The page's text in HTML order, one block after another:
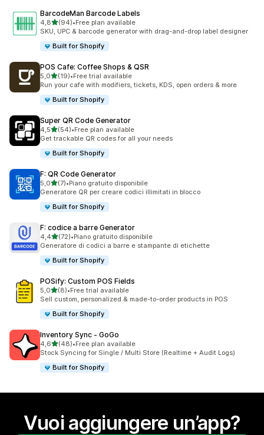
BarcodeMan Barcode Labels
4,8stelle su 5
(94)
94 recensioni totali
•Free plan available
SKU, UPC & barcode generator with drag-and-drop label designer
Built for Shopify
POS Cafe: Coffee Shops & QSR
5,0stelle su 5
(19)
19 recensioni totali
•Free trial available
Run your cafe with modifiers, tickets, KDS, open orders & more
Built for Shopify
Super QR Code Generator
4,5stelle su 5
(54)
54 recensioni totali
•Free plan available
Get trackable QR codes for all your needs
Built for Shopify
F: QR Code Generator
5,0stelle su 5
(7)
7 recensioni totali
•Piano gratuito disponibile
Generatore QR per creare codici illimitati in blocco
Built for Shopify
F: codice a barre Generator
4,4stelle su 5
(72)
72 recensioni totali
•Piano gratuito disponibile
Generatore di codici a barre e stampante di etichette
Built for Shopify
POSify: Custom POS Fields
5,0stelle su 5
(8)
8 recensioni totali
•Free trial available
Sell custom, personalized & made-to-order products in POS
Built for Shopify
Inventory Sync ‑ GoGo
4,6stelle su 5
(48)
48 recensioni totali
•Free plan available
Stock Syncing for Single / Multi Store (Realtime + Audit Logs)
Built for Shopify
Vuoi aggiungere un’app?